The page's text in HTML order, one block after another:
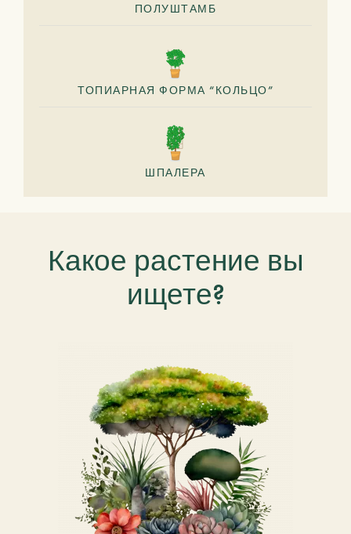
ПОЛУШТАМБ
ТОПИАРНАЯ ФОРМА “КОЛЬЦО”
ШПАЛЕРА
Какое растение вы
ищете?